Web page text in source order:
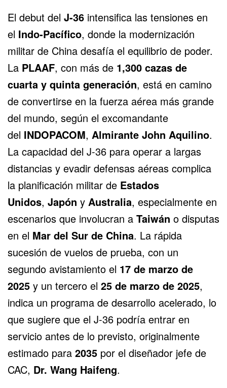
El debut del J-36 intensifica las tensiones en
el Indo-Pacífico, donde la modernización
militar de China desafía el equilibrio de poder.
La PLAAF, con más de 1,300 cazas de
cuarta y quinta generación, está en camino
de convertirse en la fuerza aérea más grande
del mundo, según el excomandante
del INDOPACOM, Almirante John Aquilino.
La capacidad del J-36 para operar a largas
distancias y evadir defensas aéreas complica
la planificación militar de Estados
Unidos, Japón y Australia, especialmente en
escenarios que involucran a Taiwán o disputas
en el Mar del Sur de China. La rápida
sucesión de vuelos de prueba, con un
segundo avistamiento el 17 de marzo de
2025 y un tercero el 25 de marzo de 2025,
indica un programa de desarrollo acelerado, lo
que sugiere que el J-36 podría entrar en
servicio antes de lo previsto, originalmente
estimado para 2035 por el diseñador jefe de
CAC, Dr. Wang Haifeng.